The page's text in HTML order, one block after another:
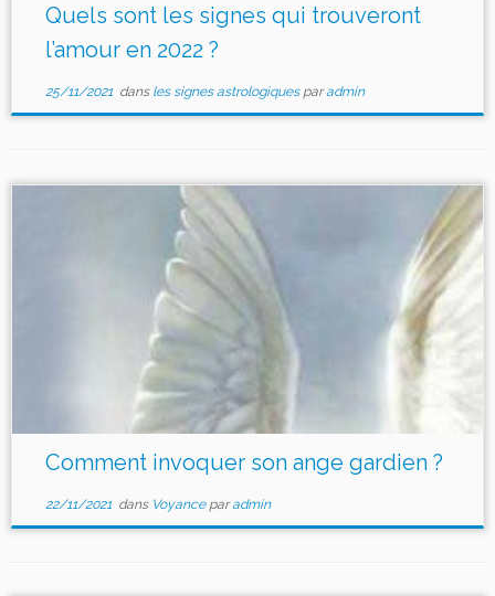
Quels sont les signes qui trouveront
l’amour en 2022 ?
25/11/2021dans les signes astrologiques paradmin
Comment invoquer son ange gardien ?
22/11/2021dans Voyance paradmin